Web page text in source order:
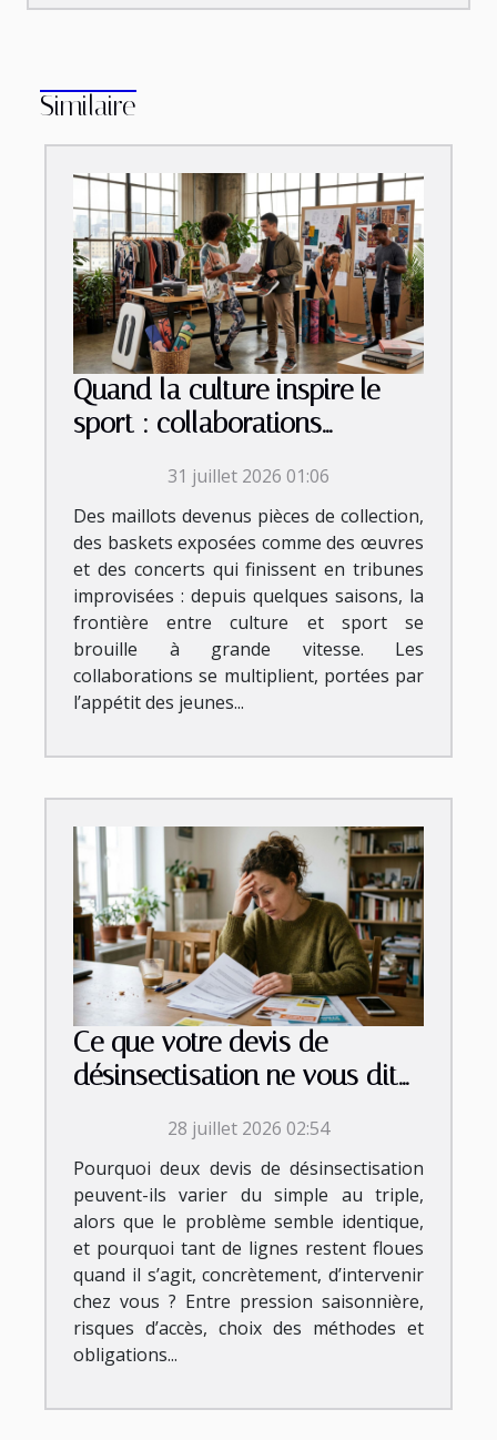
Similaire
Quand la culture inspire le
sport : collaborations
émergentes31 juillet 2026 01:06
Des maillots devenus pièces de collection,
des baskets exposées comme des œuvres
et des concerts qui finissent en tribunes
improvisées : depuis quelques saisons, la
frontière entre culture et sport se
brouille à grande vitesse. Les
collaborations se multiplient, portées par
l’appétit des jeunes...
Ce que votre devis de
désinsectisation ne vous dit
28 juillet 2026 02:54
Pourquoi deux devis de désinsectisation
peuvent-ils varier du simple au triple,
alors que le problème semble identique,
et pourquoi tant de lignes restent floues
quand il s’agit, concrètement, d’intervenir
chez vous ? Entre pression saisonnière,
risques d’accès, choix des méthodes et
obligations...